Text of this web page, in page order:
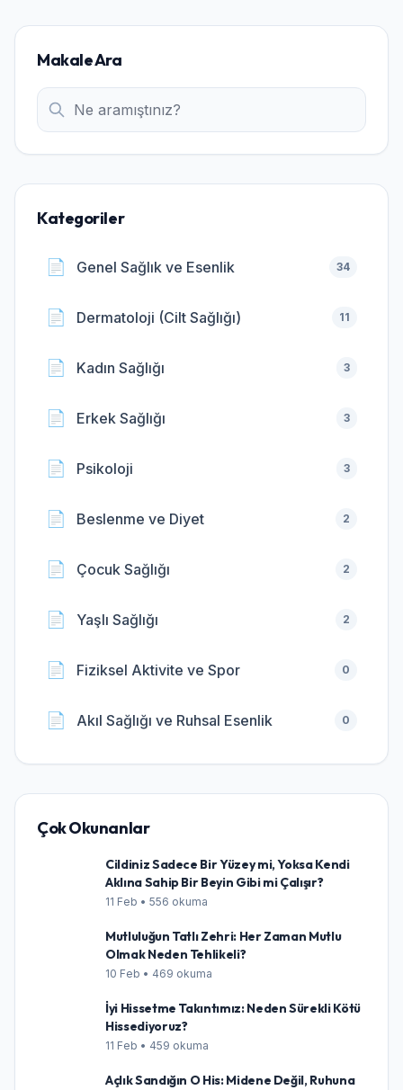
Makale Ara
Kategoriler
📄 Genel Sağlık ve Esenlik 34
📄 Dermatoloji (Cilt Sağlığı) 11
📄 Kadın Sağlığı 3
📄 Erkek Sağlığı 3
📄 Psikoloji 3
📄 Beslenme ve Diyet 2
📄 Çocuk Sağlığı 2
📄 Yaşlı Sağlığı 2
📄 Fiziksel Aktivite ve Spor 0
📄 Akıl Sağlığı ve Ruhsal Esenlik 0
Çok Okunanlar
Cildiniz Sadece Bir Yüzey mi, Yoksa Kendi
Aklına Sahip Bir Beyin Gibi mi Çalışır?
11 Feb • 556 okuma
Mutluluğun Tatlı Zehri: Her Zaman Mutlu
Olmak Neden Tehlikeli?
10 Feb • 469 okuma
İyi Hissetme Takıntımız: Neden Sürekli Kötü
Hissediyoruz?
11 Feb • 459 okuma
Açlık Sandığın O His: Midene Değil, Ruhuna